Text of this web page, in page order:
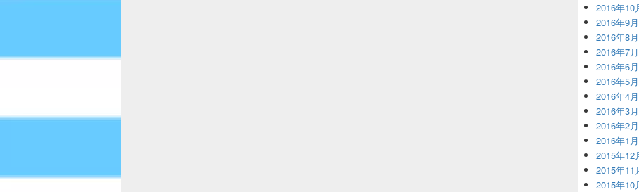
2016年10
2016年9月
2016年8月
2016年7月
2016年6月
2016年5月
2016年4月
2016年3月
2016年2月
2016年1月
2015年12
2015年11
2015年10